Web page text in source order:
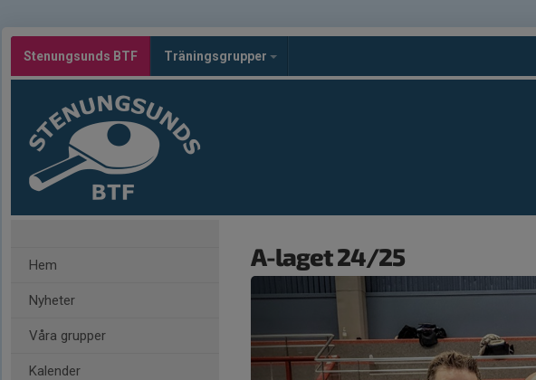
Stenungsunds BTF Träningsgrupper
Hem
Nyheter
Våra grupper
Kalender
A-laget 24/25